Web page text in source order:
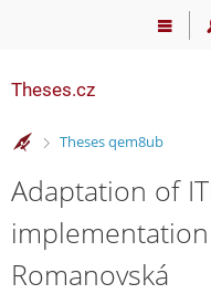
Theses.cz
>
Theses qem8ub
Adaptation of
Romanovská